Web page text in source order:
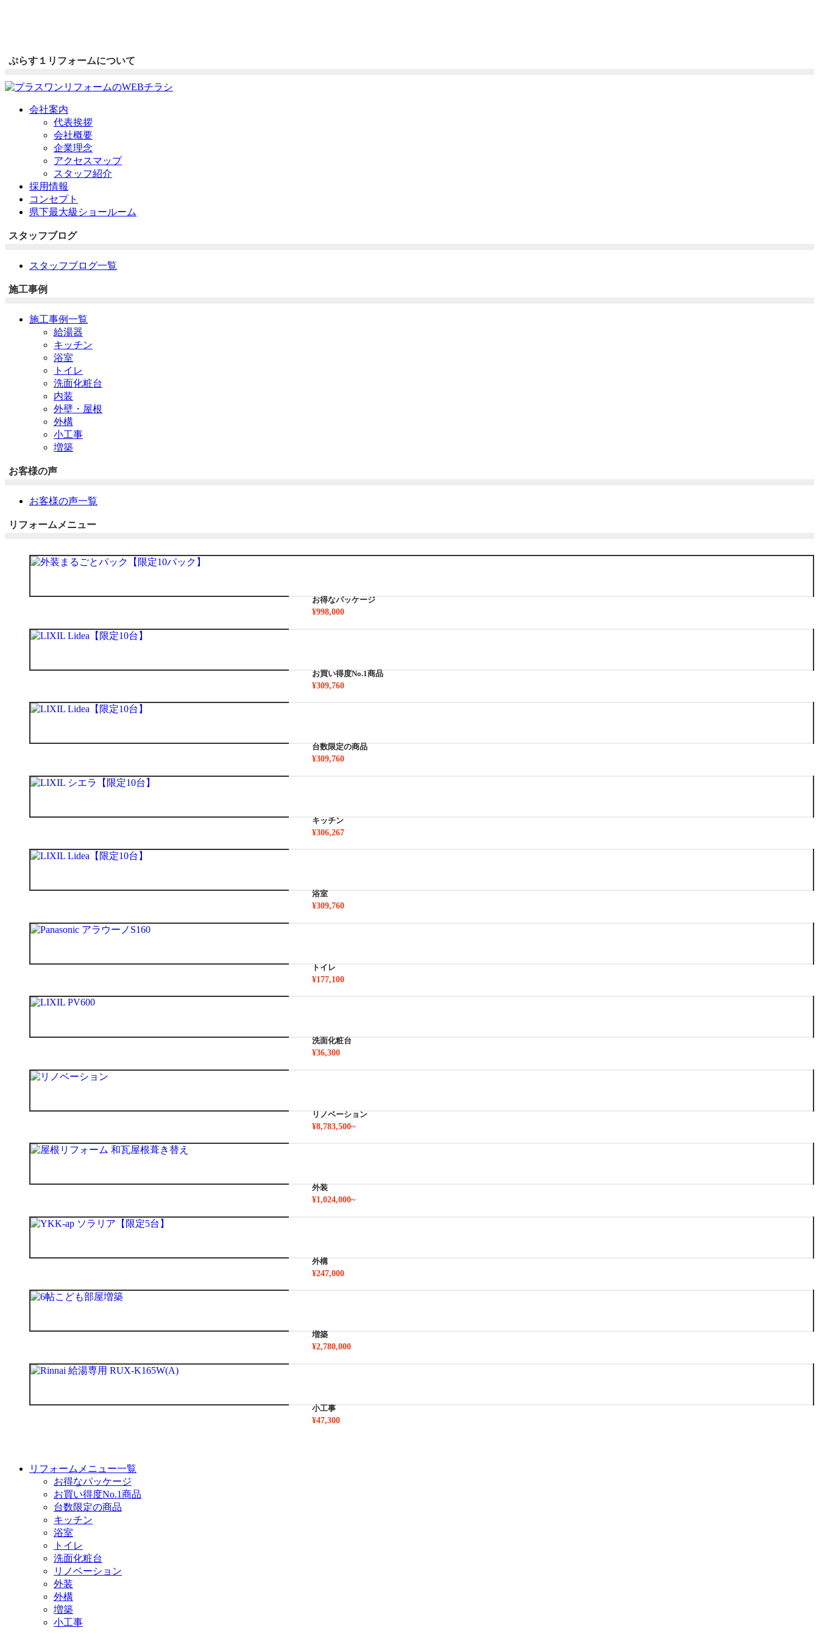
ぷらす１リフォームについて
会社案内
代表挨拶
会社概要
企業理念
アクセスマップ
スタッフ紹介
採用情報
コンセプト
県下最大級ショールーム
スタッフブログ
スタッフブログ一覧
施工事例
施工事例一覧
給湯器
キッチン
浴室
トイレ
洗面化粧台
内装
外壁・屋根
外構
小工事
増築
お客様の声
お客様の声一覧
リフォームメニュー
お得なパッケージ
¥998,000
お買い得度No.1商品
¥309,760
台数限定の商品
¥309,760
キッチン
¥306,267
浴室
¥309,760
トイレ
¥177,100
洗面化粧台
¥36,300
リノベーション
¥8,783,500~
外装
¥1,024,000~
外構
¥247,000
増築
¥2,780,000
小工事
¥47,300
リフォームメニュー一覧
お得なパッケージ
お買い得度No.1商品
台数限定の商品
キッチン
浴室
トイレ
洗面化粧台
リノベーション
外装
外構
増築
小工事